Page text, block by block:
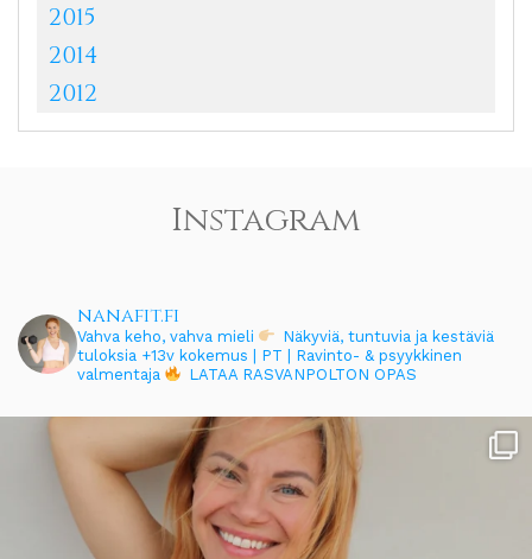
2015
2014
2012
Instagram
nanafit.fi
Vahva keho, vahva mieli
Näkyviä, tuntuvia ja kestäviä
tuloksia +13v kokemus | PT | Ravinto- & psyykkinen
valmentaja
LATAA RASVANPOLTON OPAS